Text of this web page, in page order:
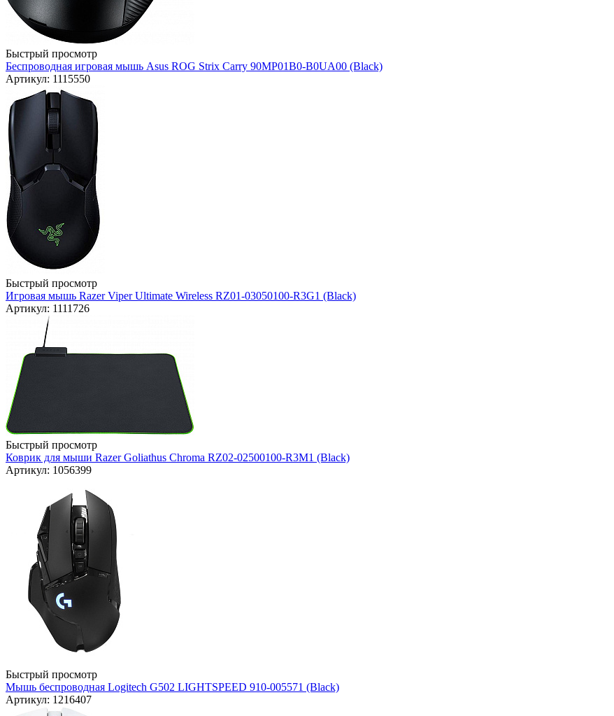
Быстрый просмотр
Беспроводная игровая мышь Asus ROG Strix Carry 90MP01B0-B0UA00 (Black)
Артикул: 1115550
Быстрый просмотр
Игровая мышь Razer Viper Ultimate Wireless RZ01-03050100-R3G1 (Black)
Артикул: 1111726
Быстрый просмотр
Коврик для мыши Razer Goliathus Chroma RZ02-02500100-R3M1 (Black)
Артикул: 1056399
Быстрый просмотр
Мышь беспроводная Logitech G502 LIGHTSPEED 910-005571 (Black)
Артикул: 1216407